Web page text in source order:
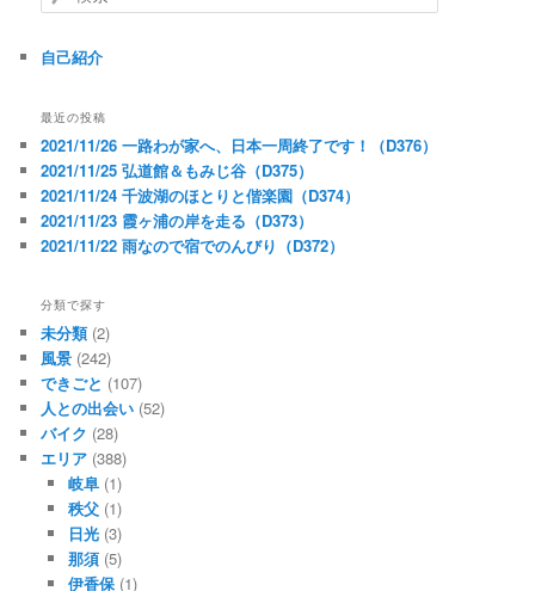
索
自己紹介
最近の投稿
2021/11/26 一路わが家へ、日本一周終了です！（D376）
2021/11/25 弘道館＆もみじ谷（D375）
2021/11/24 千波湖のほとりと偕楽園（D374）
2021/11/23 霞ヶ浦の岸を走る（D373）
2021/11/22 雨なので宿でのんびり（D372）
分類で探す
未分類(2)
風景 (242)
できごと (107)
人との出会い (52)
バイク (28)
エリア (388)
岐阜(1)
秩父(1)
日光(3)
那須(5)
伊香保(1)